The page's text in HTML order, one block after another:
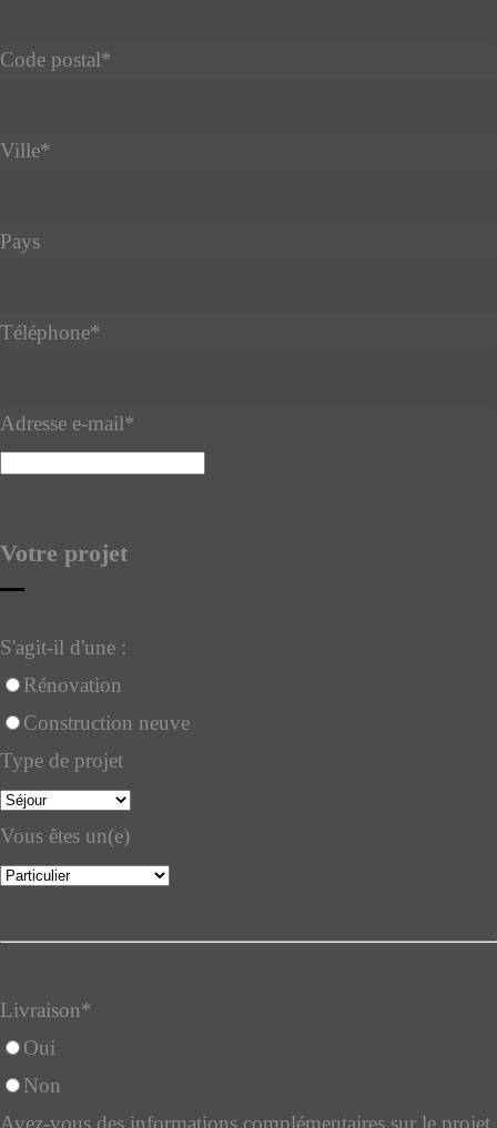
Code postal*
Ville*
Pays
Téléphone*
Adresse e-mail*
Votre projet
S'agit-il d'une :
Rénovation
Construction neuve
Type de projet
Vous êtes un(e)
Livraison*
Oui
Non
Avez-vous des informations complémentaires sur le projet